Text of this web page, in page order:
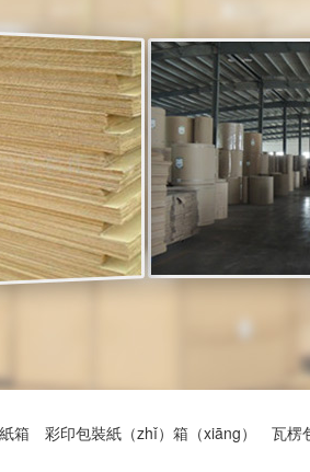
箱 彩印包裝紙（zhǐ）箱（xiāng） 瓦楞